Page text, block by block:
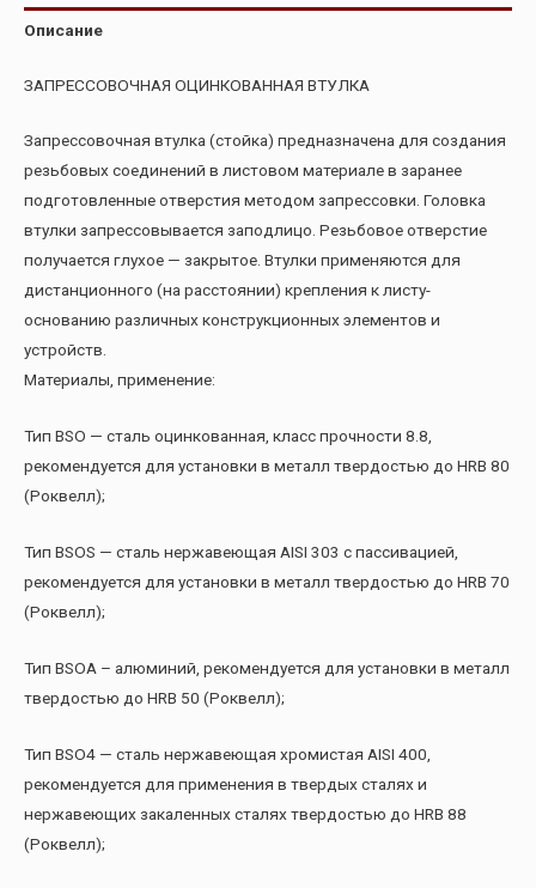
Описание
ЗАПРЕССОВОЧНАЯ ОЦИНКОВАННАЯ ВТУЛКА
Запрессовочная втулка (стойка) предназначена для создания
резьбовых соединений в листовом материале в заранее
подготовленные отверстия методом запрессовки. Головка
втулки запрессовывается заподлицо. Резьбовое отверстие
получается глухое — закрытое. Втулки применяются для
дистанционного (на расстоянии) крепления к листу-
основанию различных конструкционных элементов и
устройств.
Материалы, применение:
Тип BSO — сталь оцинкованная, класс прочности 8.8,
рекомендуется для установки в металл твердостью до HRB 80
(Роквелл);
Тип BSOS — сталь нержавеющая AISI 303 с пассивацией,
рекомендуется для установки в металл твердостью до HRB 70
(Роквелл);
Тип BSOA – алюминий, рекомендуется для установки в металл
твердостью до HRB 50 (Роквелл);
Тип BSO4 — сталь нержавеющая хромистая AISI 400,
рекомендуется для применения в твердых сталях и
нержавеющих закаленных сталях твердостью до HRB 88
(Роквелл);